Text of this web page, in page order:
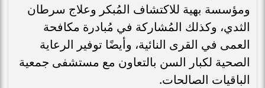
ومؤسسة بهية للاكتشاف المُبكر وعلاج سرطان
الثدي، وكذلك المُشاركة في مُبادرة مكافحة
العمى في القرى النائية، وأيضًا توفير الرعاية
الصحية لكبار السن بالتعاون مع مستشفى جمعية
الباقيات الصالحات.